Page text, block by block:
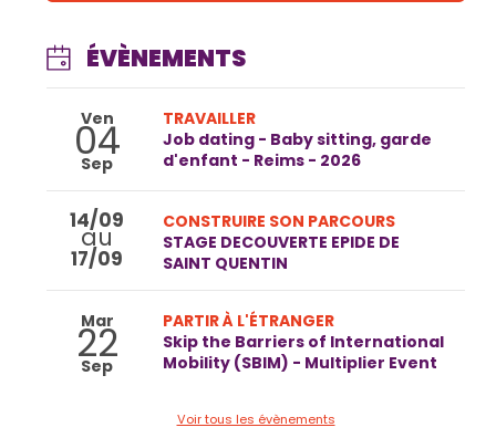
ÉVÈNEMENTS
Ven
04
Sep
TRAVAILLER
Job dating - Baby sitting, garde
d'enfant - Reims - 2026
14/09
au
17/09
CONSTRUIRE SON PARCOURS
STAGE DECOUVERTE EPIDE DE
SAINT QUENTIN
Mar
22
Sep
PARTIR À L'ÉTRANGER
Skip the Barriers of International
Mobility (SBIM) - Multiplier Event
Voir tous les évènements